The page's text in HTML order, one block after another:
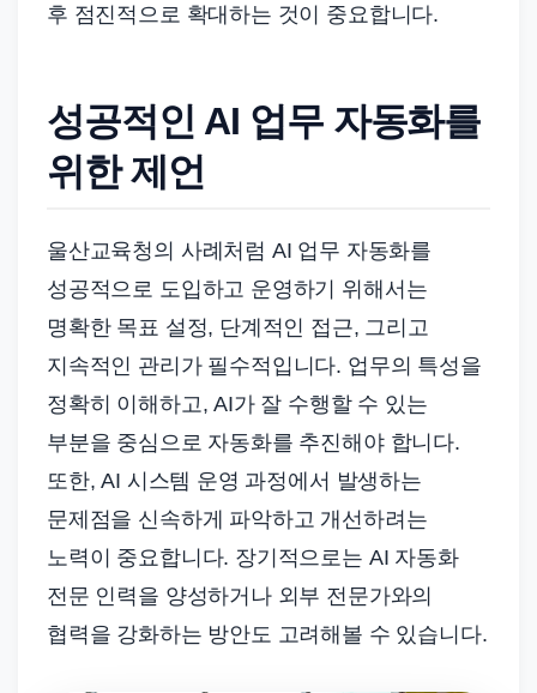
후 점진적으로 확대하는 것이 중요합니다.
성공적인 AI 업무 자동화를
위한 제언
울산교육청의 사례처럼 AI 업무 자동화를
성공적으로 도입하고 운영하기 위해서는
명확한 목표 설정, 단계적인 접근, 그리고
지속적인 관리가 필수적입니다. 업무의 특성을
정확히 이해하고, AI가 잘 수행할 수 있는
부분을 중심으로 자동화를 추진해야 합니다.
또한, AI 시스템 운영 과정에서 발생하는
문제점을 신속하게 파악하고 개선하려는
노력이 중요합니다. 장기적으로는 AI 자동화
전문 인력을 양성하거나 외부 전문가와의
협력을 강화하는 방안도 고려해볼 수 있습니다.